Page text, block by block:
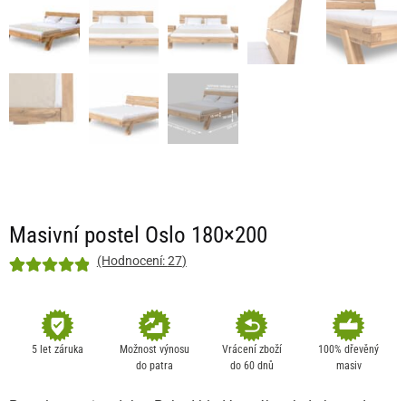
Masivní postel Oslo 180×200
z 5 na
základě
hodnocení
(Hodnocení:27)
5 let záruka
Možnost výnosu
do patra
Vrácení zboží
do 60 dnů
100% dřevěný
masiv